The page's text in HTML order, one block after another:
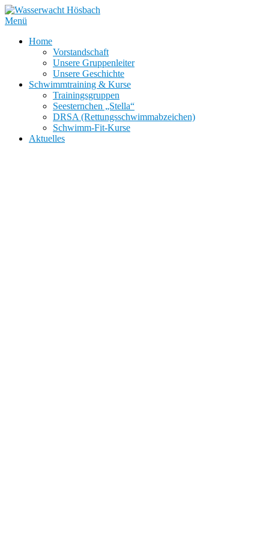
Zum
Inhalt
Menü
Home
Vorstandschaft
Unsere Gruppenleiter
Unsere Geschichte
Schwimmtraining & Kurse
Trainingsgruppen
Seesternchen „Stella“
DRSA (Rettungsschwimmabzeichen)
Schwimm-Fit-Kurse
Aktuelles